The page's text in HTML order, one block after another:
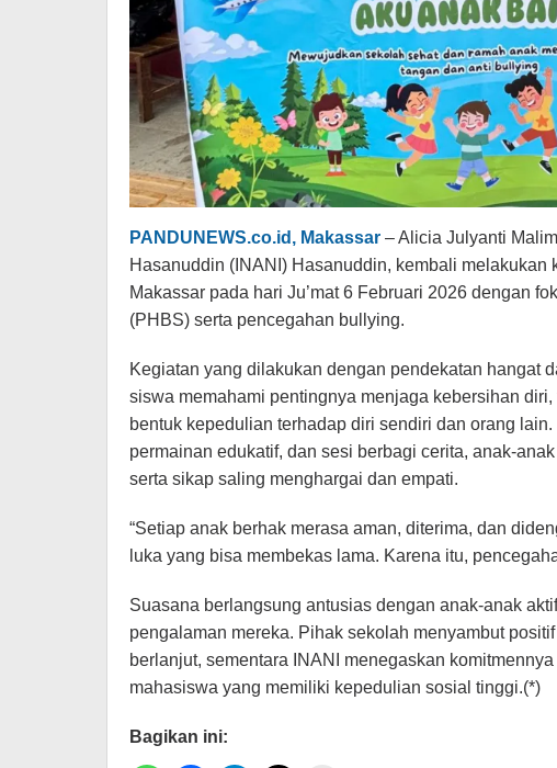
PANDUNEWS.co.id, Makassar – Alicia Julyanti
Hasanuddin (INANI) Hasanuddin, kembali melakukan
Makassar pada hari Ju’mat 6 Februari 2026 dengan
(PHBS) serta pencegahan bullying.
Kegiatan yang dilakukan dengan pendekatan hangat
siswa memahami pentingnya menjaga kebersihan
bentuk kepedulian terhadap diri sendiri dan orang
permainan edukatif, dan sesi berbagi cerita, anak-
serta sikap saling menghargai dan empati.
“Setiap anak berhak merasa aman, diterima, dan
luka yang bisa membekas lama. Karena itu,
Suasana berlangsung antusias dengan anak-anak
pengalaman mereka. Pihak sekolah menyambut
berlanjut, sementara INANI menegaskan
mahasiswa yang memiliki kepedulian sosial tinggi.(*)
Bagikan ini: